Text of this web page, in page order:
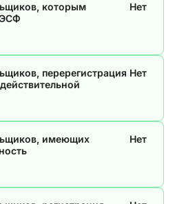
которым
Нет
перерегистрация Нет
имеющих
Нет